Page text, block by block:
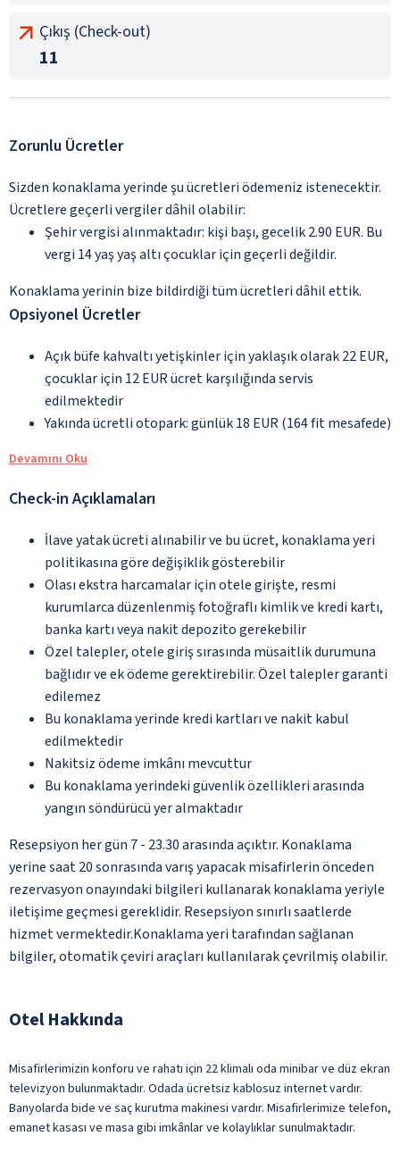
Çıkış (Check-out)
11
Zorunlu Ücretler
Sizden konaklama yerinde şu ücretleri ödemeniz istenecektir.
Ücretlere geçerli vergiler dâhil olabilir:
Şehir vergisi alınmaktadır: kişi başı, gecelik 2.90 EUR. Bu
vergi 14 yaş yaş altı çocuklar için geçerli değildir.
Konaklama yerinin bize bildirdiği tüm ücretleri dâhil ettik.
Opsiyonel Ücretler
Açık büfe kahvaltı yetişkinler için yaklaşık olarak 22 EUR,
çocuklar için 12 EUR ücret karşılığında servis
edilmektedir
Yakında ücretli otopark: günlük 18 EUR (164 fit mesafede)
Devamını Oku
Check-in Açıklamaları
İlave yatak ücreti alınabilir ve bu ücret, konaklama yeri
politikasına göre değişiklik gösterebilir
Olası ekstra harcamalar için otele girişte, resmi
kurumlarca düzenlenmiş fotoğraflı kimlik ve kredi kartı,
banka kartı veya nakit depozito gerekebilir
Özel talepler, otele giriş sırasında müsaitlik durumuna
bağlıdır ve ek ödeme gerektirebilir. Özel talepler garanti
edilemez
Bu konaklama yerinde kredi kartları ve nakit kabul
edilmektedir
Nakitsiz ödeme imkânı mevcuttur
Bu konaklama yerindeki güvenlik özellikleri arasında
yangın söndürücü yer almaktadır
Resepsiyon her gün 7 - 23.30 arasında açıktır. Konaklama
yerine saat 20 sonrasında varış yapacak misafirlerin önceden
rezervasyon onayındaki bilgileri kullanarak konaklama yeriyle
iletişime geçmesi gereklidir. Resepsiyon sınırlı saatlerde
hizmet vermektedir.Konaklama yeri tarafından sağlanan
bilgiler, otomatik çeviri araçları kullanılarak çevrilmiş olabilir.
Otel Hakkında
Misafirlerimizin konforu ve rahatı için 22 klimalı oda minibar ve düz ekran
televizyon bulunmaktadır. Odada ücretsiz kablosuz internet vardır.
Banyolarda bide ve saç kurutma makinesi vardır. Misafirlerimize telefon,
emanet kasası ve masa gibi imkânlar ve kolaylıklar sunulmaktadır.